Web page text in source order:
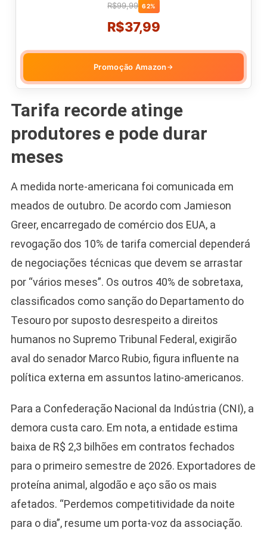
R$99,99 62%
R$37,99
Promoção Amazon →
Tarifa recorde atinge
produtores e pode durar
meses
A medida norte-americana foi comunicada em
meados de outubro. De acordo com Jamieson
Greer, encarregado de comércio dos EUA, a
revogação dos 10% de tarifa comercial dependerá
de negociações técnicas que devem se arrastar
por “vários meses”. Os outros 40% de sobretaxa,
classificados como sanção do Departamento do
Tesouro por suposto desrespeito a direitos
humanos no Supremo Tribunal Federal, exigirão
aval do senador Marco Rubio, figura influente na
política externa em assuntos latino-americanos.
Para a Confederação Nacional da Indústria (CNI), a
demora custa caro. Em nota, a entidade estima
baixa de R$ 2,3 bilhões em contratos fechados
para o primeiro semestre de 2026. Exportadores de
proteína animal, algodão e aço são os mais
afetados. “Perdemos competitividade da noite
para o dia”, resume um porta-voz da associação.